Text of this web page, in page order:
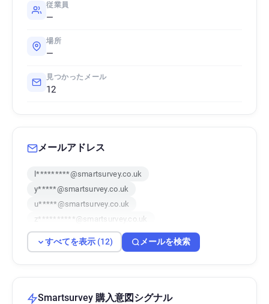
従業員
—
場所
—
見つかったメール
12
メールアドレス
l*********@smartsurvey.co.uk
y*****@smartsurvey.co.uk
u*****@smartsurvey.co.uk
z**********@smartsurvey.co.uk
d***********@smartsurvey.co.uk
y*********@smartsurvey.co.uk
p*******@smartsurvey.co.uk
すべてを表示 (12) メールを検索
Smartsurvey 購入意図シグナル